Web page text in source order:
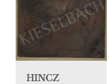
HINCZ